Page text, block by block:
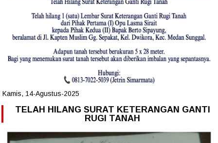
Kamis, 14-Agustus-2025
TELAH HILANG SURAT KETERANGAN GANTI
RUGI TANAH